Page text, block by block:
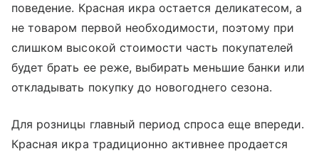
поведение. Красная икра остается деликатесом, а
не товаром первой необходимости, поэтому при
слишком высокой стоимости часть покупателей
будет брать ее реже, выбирать меньшие банки или
откладывать покупку до новогоднего сезона.
Для розницы главный период спроса еще впереди.
Красная икра традиционно активнее продается